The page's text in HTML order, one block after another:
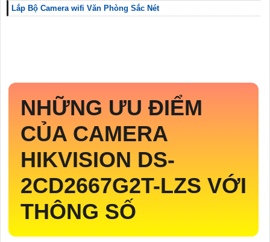
Lắp Bộ Camera wifi Văn Phòng Sắc Nét
NHỮNG ƯU ĐIỂM
CỦA CAMERA
HIKVISION DS-
2CD2667G2T-LZS VỚI
THÔNG SỐ